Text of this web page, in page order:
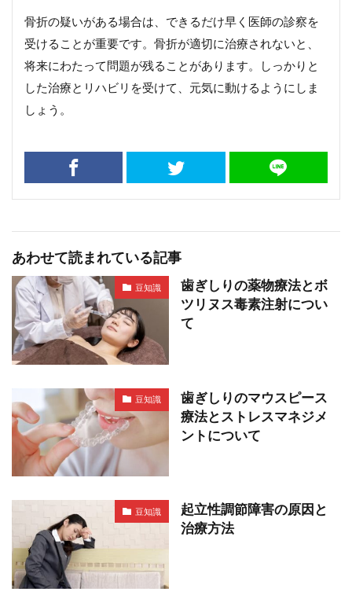
骨折の疑いがある場合は、できるだけ早く医師の診察を
受けることが重要です。骨折が適切に治療されないと、
将来にわたって問題が残ることがあります。しっかりと
した治療とリハビリを受けて、元気に動けるようにしま
しょう。
あわせて読まれている記事
豆知識
歯ぎしりの薬物療法とボ
ツリヌス毒素注射につい
て
豆知識
歯ぎしりのマウスピース
療法とストレスマネジメ
ントについて
豆知識
起立性調節障害の原因と
治療方法